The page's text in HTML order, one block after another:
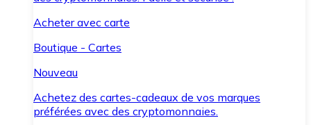
Acheter avec carte
Boutique - Cartes
Nouveau
Achetez des cartes-cadeaux de vos marques
préférées avec des cryptomonnaies.